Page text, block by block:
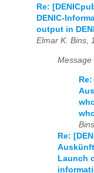
Re:
DENIC-
output in
Elmar K. Bins,
Message
Re:
Launch